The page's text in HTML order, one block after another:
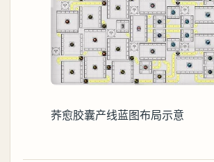
荞愈胶囊产线蓝图布局示意